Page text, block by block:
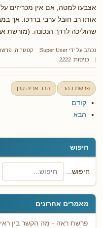
חיפוש
חיפוש...
מאמרים אחרונים
פרשת ראה - מה הקשר בין
אצבעו למטה, אם אין מכריזים
אותו רב חובל ערבי בדרכו. אך
שהוליכה לדרך הנכונה. (מורשת
נכתב על ידי Super User קטגוריה:
כניסות: 2222
פרשת בהר הרב אריה קרן
קודם
הבא